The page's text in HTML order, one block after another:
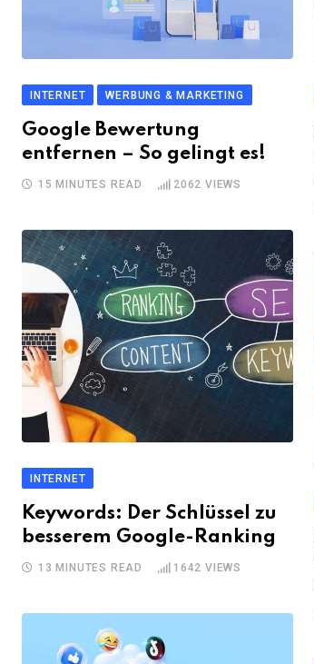
INTERNET WERBUNG & MARKETING
Google Bewertung
entfernen – So gelingt es!
15 MINUTES READ 2062 VIEWS
INTERNET
Keywords: Der Schlüssel zu
besserem Google-Ranking
13 MINUTES READ 1642 VIEWS